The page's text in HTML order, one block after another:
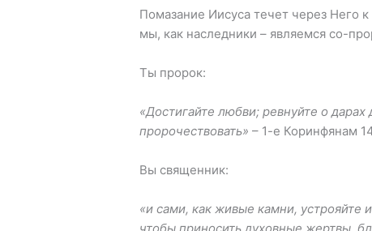
Помазание Иисуса течет через Него
мы, как наследники – являемся со-
Ты пророк:
«Достигайте любви; ревнуйте одарах
пророчествовать» – 1-е Коринфянам
Вы священник:
«и сами, как живые камни, устрояйте